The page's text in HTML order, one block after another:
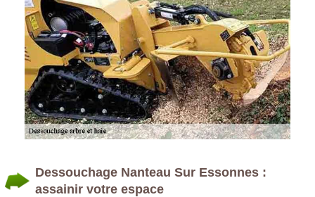
Dessouchage Nanteau Sur Essonnes :
assainir votre espace